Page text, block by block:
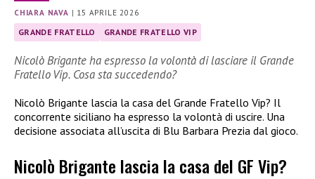
CHIARA NAVA | 15 APRILE 2026
GRANDE FRATELLO GRANDE FRATELLO VIP
Nicolò Brigante ha espresso la volontà di lasciare il Grande
Fratello Vip. Cosa sta succedendo?
Nicolò Brigante lascia la casa del Grande Fratello Vip? Il
concorrente siciliano ha espresso la volontà di uscire. Una
decisione associata all’uscita di Blu Barbara Prezia dal gioco.
Nicolò Brigante lascia la casa del GF Vip?